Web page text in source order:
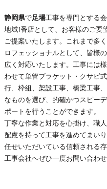
静岡県で足場工事を専門とする
地域1番店として、お客様のご
ご提案いたします。これまで多
ロフェッショナルとして、皆様
広く対応いたします。工事には
わせて単管ブラケット・クサビ
行、枠組、架設工事、橋梁工事
なものを選び、的確かつスピー
ポートを行うことができます。
丁寧な作業と対応を心掛け、職
配慮を持って工事を進めてまい
任せいただいている信頼される存
工事会社へぜひ一度お問い合わせ